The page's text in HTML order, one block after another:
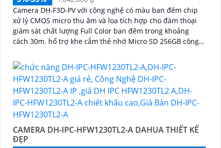
Camera DH-F3D-PV với công nghệ có màu ban đêm chip
xử lý CMOS micro thu âm và loa tích hợp cho đàm thoại
giám sát chất lượng Full Color ban đêm trong khoảng
cách 30m. hổ trợ khe cắm thẻ nhớ Micro SD 256GB công
CAMERA DH-IPC-HFW1230TL2-A DAHUA THIẾT KẾ
ĐẸP